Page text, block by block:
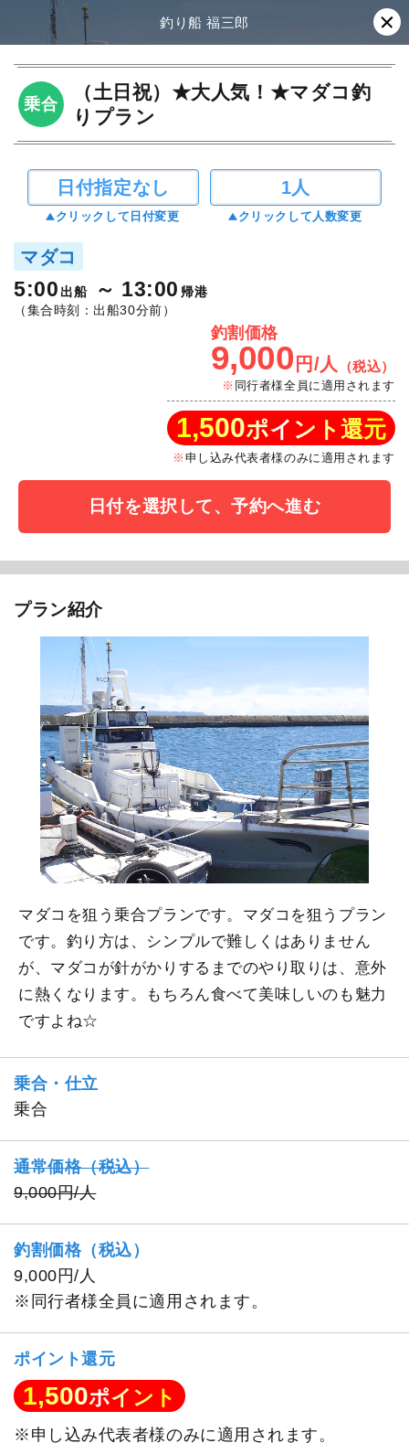
釣り船 福三郎
乗合
（土日祝）★大人気！★マダコ釣
りプラン
日付指定なし
クリックして日付変更
1人
クリックして人数変更
マダコ
5:00 出船 13:00 帰港
（集合時刻：出船30分前）
釣割価格
9,000 円/人 （税込）
同行者様全員に適用されます
1,500ポイント還元
申し込み代表者様のみに適用されます
日付を選択して、予約へ進む
プラン紹介
マダコを狙う乗合プランです。マダコを狙うプラン
です。釣り方は、シンプルで難しくはありません
が、マダコが針がかりするまでのやり取りは、意外
に熱くなります。もちろん食べて美味しいのも魅力
ですよね☆
乗合・仕立
乗合
通常価格（税込）
9,000円/人
釣割価格（税込）
9,000円/人
※同行者様全員に適用されます。
ポイント還元
1,500ポイント
※申し込み代表者様のみに適用されます。